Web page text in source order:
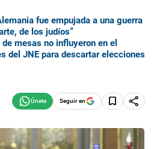
fue empujada a una guerra
de los judíos”
mesas no influyeron en el
del JNE para descartar elecciones
Seguir en